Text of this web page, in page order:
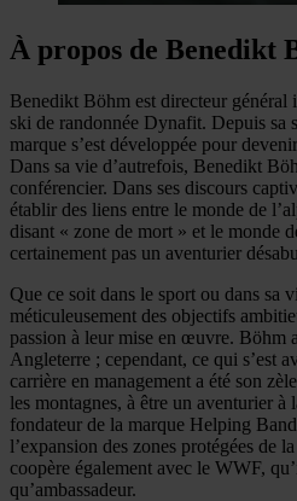
À propos de Benedikt
Benedikt Böhm est directeur général
ski de randonnée Dynafit. Depuis sa
marque s’est développée pour
Dans sa vie d’autrefois, Benedikt
conférencier. Dans ses discours
établir des liens entre le monde de
disant « zone de mort » et le monde
certainement pas un aventurier
Que ce soit dans le sport ou dans sa
méticuleusement des objectifs
passion à leur mise en œuvre. Böhm
Angleterre ; cependant, ce qui s’est
carrière en management a été son
les montagnes, à être un aventurier
fondateur de la marque Helping
l’expansion des zones protégées de
coopère également avec le WWF,
qu’ambassadeur.